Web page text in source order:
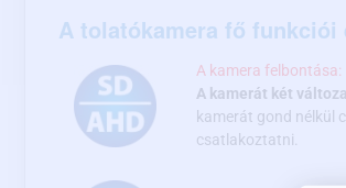
A tolatókamera fő funkciói
A kamera felbontása:
A kamerát két
kamerát gond nélkül
csatlakoztatni.